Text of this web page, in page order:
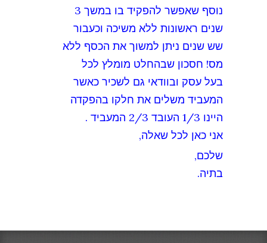
נוסף שאפשר להפקיד בו במשך 3
שנים ראשונות ללא משיכה וכעבור
שש שנים ניתן למשוך את הכסף ללא
מס! חסכון שבהחלט מומלץ לכל
בעל עסק ובוודאי גם לשכיר כאשר
המעביד משלים את חלקו בהפקדה
היינו 1/3 העובד 2/3 המעביד .
אני כאן לכל שאלה,
שלכם,
בתיה.